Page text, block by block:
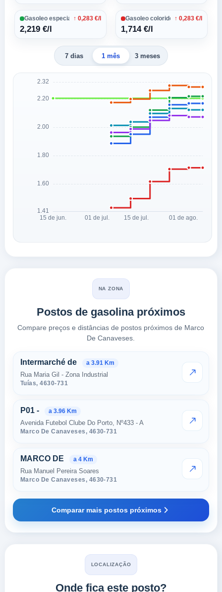
Gasoleo especial
2,219 €/l
↑ 0,283 €/l Gasoleo colorido
1,714 €/l
↑ 0,283 €/l
7 dias 1 mês 3 meses
NA ZONA
Postos de gasolina próximos
Compare preços e distâncias de postos próximos de Marco
De Canaveses.
Postos próximos em Marco de
Intermarché de a 3.91 Km
Rua Maria Gil - Zona Industrial
Tuías,4630-731
VER
P01 - a 3.96 Km
Avenida Futebol Clube Do Porto, Nº433 - A
Marco De Canaveses, 4630-731
VER
MARCO DE a 4 Km
Rua Manuel Pereira Soares
Marco De Canaveses, 4630-731
VER
Comparar mais postos próximos
LOCALIZAÇÃO
Onde fica este posto?